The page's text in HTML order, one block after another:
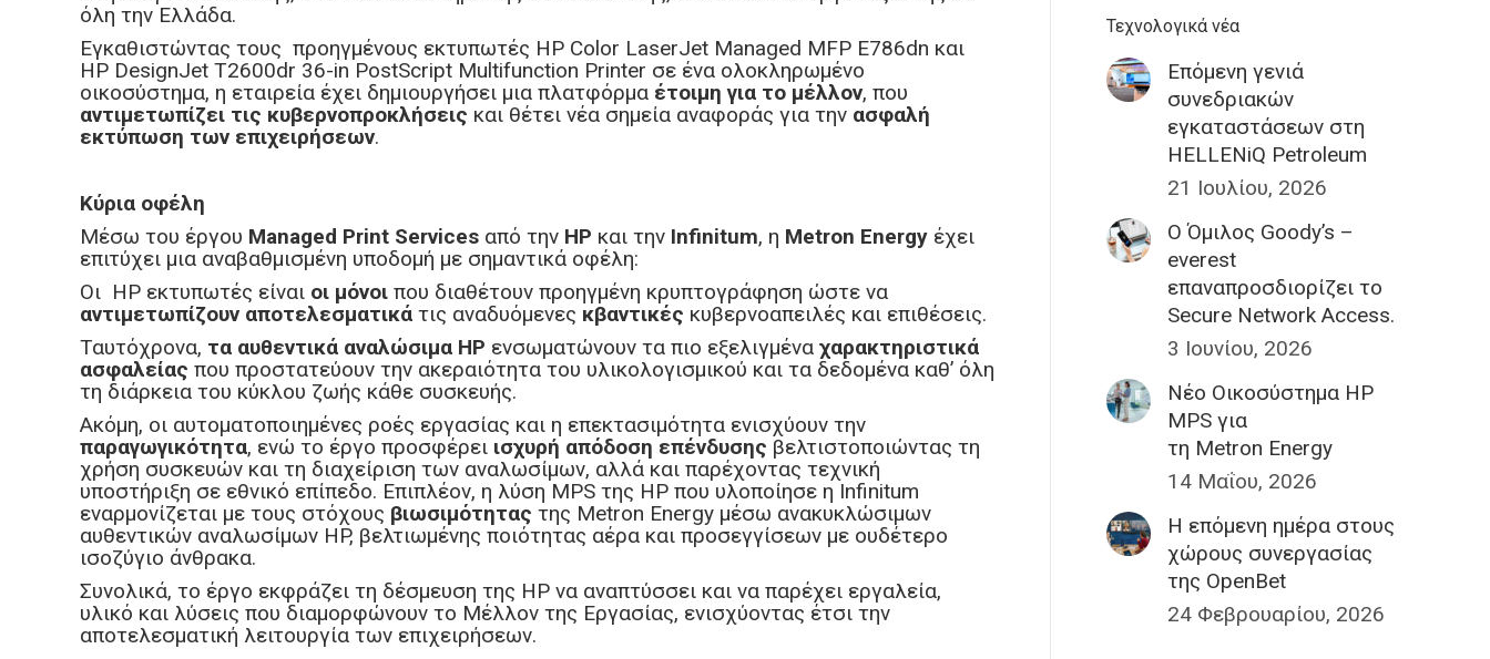
όλη την Ελλάδα.
Εγκαθιστώντας τους προηγμένους εκτυπωτές HP Color LaserJet Managed MFP E786dn και
HP DesignJet T2600dr 36-in PostScript Multifunction Printer σε ένα ολοκληρωμένο
οικοσύστημα, η εταιρεία έχει δημιουργήσει μια πλατφόρμα έτοιμη για το μέλλον, που
αντιμετωπίζει τις κυβερνοπροκλήσεις και θέτει νέα σημεία αναφοράς για την ασφαλή
εκτύπωση των επιχειρήσεων.
Κύρια οφέλη
Mέσω του έργου Managed Print Services από την HP και την Infinitum, η Metron Energy έχει
επιτύχει μια αναβαθμισμένη υποδομή με σημαντικά οφέλη:
Οι HP εκτυπωτές είναι οι μόνοι που διαθέτουν προηγμένη κρυπτογράφηση ώστε να
αντιμετωπίζουν αποτελεσματικά τις αναδυόμενες κβαντικές κυβερνοαπειλές και επιθέσεις.
Ταυτόχρονα, τα αυθεντικά αναλώσιμα HP ενσωματώνουν τα πιο εξελιγμένα χαρακτηριστικά
ασφαλείας που προστατεύουν την ακεραιότητα του υλικολογισμικού και τα δεδομένα καθ’ όλη
τη διάρκεια του κύκλου ζωής κάθε συσκευής.
Ακόμη, οι αυτοματοποιημένες ροές εργασίας και η επεκτασιμότητα ενισχύουν την
παραγωγικότητα, ενώ το έργο προσφέρει ισχυρή απόδοση επένδυσης βελτιστοποιώντας τη
χρήση συσκευών και τη διαχείριση των αναλωσίμων, αλλά και παρέχοντας τεχνική
υποστήριξη σε εθνικό επίπεδο. Επιπλέον, η λύση MPS της HP που υλοποίησε η Infinitum
εναρμονίζεται με τους στόχους βιωσιμότητας της Metron Energy μέσω ανακυκλώσιμων
αυθεντικών αναλωσίμων HP, βελτιωμένης ποιότητας αέρα και προσεγγίσεων με ουδέτερο
ισοζύγιο άνθρακα.
Συνολικά, το έργο εκφράζει τη δέσμευση της HP να αναπτύσσει και να παρέχει εργαλεία,
υλικό και λύσεις που διαμορφώνουν το Μέλλον της Εργασίας, ενισχύοντας έτσι την
αποτελεσματική λειτουργία των επιχειρήσεων.
Τεχνολογικά νέα
Επόμενη γενιά
συνεδριακών
εγκαταστάσεων στη
HELLENiQ Petroleum
21 Ιουλίου, 2026
Ο Όμιλος Goody’s –
everest
επαναπροσδιορίζει το
Secure Network Access.
3 Ιουνίου, 2026
Nέο Οικοσύστημα HP
MPS για
τη Metron Energy
14 Μαΐου, 2026
H επόμενη ημέρα στους
χώρους συνεργασίας
της OpenBet
24 Φεβρουαρίου, 2026